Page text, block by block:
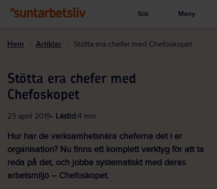
till
Visa sökruta
Sök Meny
Hem Artiklar Stötta era chefer med Chefoskopet
Stötta era chefer med
Chefoskopet
23 april 2019 Lästid:4 min
Hur har de verksamhetsnära cheferna det i er
organisation? Nu finns ett komplett verktyg för att ta
reda på det, och jobba systematiskt med deras
arbetsmiljö – Chefoskopet.